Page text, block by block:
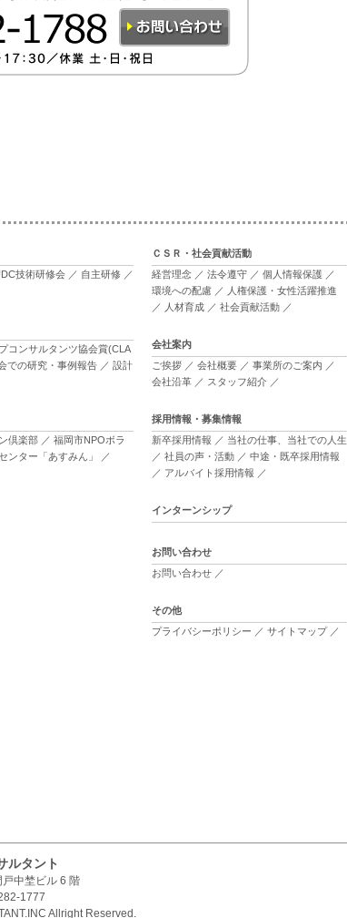
技術研修会 ／ 自主研修 ／
コンサルタンツ協会賞(CLA
での研究・事例報告 ／ 設計
倶楽部 ／ 福岡市NPOボラ
ンター「あすみん」
／
ＣＳＲ・社会貢献活動
経営理念 ／ 法令遵守 ／ 個人情報保護 ／
環境への配慮 ／
人権保護・女性活躍推進
／
人材育成 ／ 社会貢献活動 ／
会社案内
ご挨拶 ／ 会社概要 ／ 事業所のご案内 ／
会社沿革 ／ スタッフ紹介 ／
採用情報・募集情報
新卒採用情報 ／ 当社の仕事、当社での人生
／ 社員の声・活動 ／ 中途・既卒採用情報
／ アルバイト採用情報 ／
インターンシップ
お問い合わせ
お問い合わせ ／
その他
プライバシーポリシー ／ サイトマップ／
ルタント
中埜ビル 6 階
1777
Allright Reserved.